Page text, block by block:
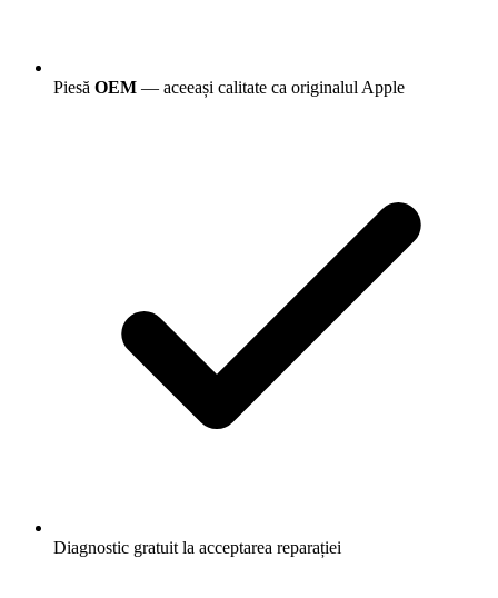
Piesă OEM — aceeași calitate ca originalul Apple
Diagnostic gratuit la acceptarea reparației